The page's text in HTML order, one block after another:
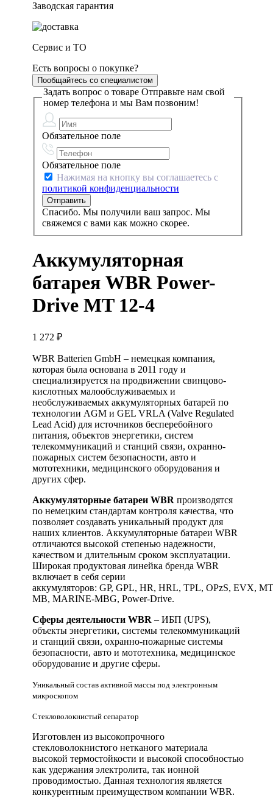
Заводская гарантия
Сервис и ТО
Есть вопросы о покупке?
Пообщайтесь со специалистом
Задать вопрос о товаре Отправьте нам свой
номер телефона и мы Вам позвоним!
Обязательное поле
Обязательное поле
Нажимая на кнопку вы соглашаетесь с
политикой конфиденциальности
Спасибо. Мы получили ваш запрос. Мы
свяжемся с вами как можно скорее.
Аккумуляторная
батарея WBR Power-
Drive MT 12-4
1 272 ₽
WBR Batterien GmbH – немецкая компания,
которая была основана в 2011 году и
специализируется на продвижении свинцово-
кислотных малообслуживаемых и
необслуживаемых аккумуляторных батарей по
технологии AGM и GEL VRLA (Valve Regulated
Lead Acid) для источников бесперебойного
питания, объектов энергетики, систем
телекоммуникаций и станций связи, охранно-
пожарных систем безопасности, авто и
мототехники, медицинского оборудования и
других сфер.
Аккумуляторные батареи WBR производятся
по немецким стандартам контроля качества, что
позволяет создавать уникальный продукт для
наших клиентов. Аккумуляторные батареи WBR
отличаются высокой степенью надежности,
качеством и длительным сроком эксплуатации.
Широкая продуктовая линейка бренда WBR
включает в себя серии
аккумуляторов: GP, GPL, HR, HRL, TPL, OPzS, EVX,
MB, MARINE-MBG, Power-Drive.
Сферы деятельности WBR – ИБП (UPS),
объекты энергетики, системы телекоммуникаций
и станций связи, охранно-пожарные системы
безопасности, авто и мототехника, медицинское
оборудование и другие сферы.
Уникальный состав активной массы под электронным
микроскопом
Стекловолокнистый сепаратор
Изготовлен из высокопрочного
стекловолокнистого нетканого материала
высокой термостойкости и высокой способностью
как удержания электролита, так ионной
проводимостью. Данная технология является
конкурентным преимуществом компании WBR.